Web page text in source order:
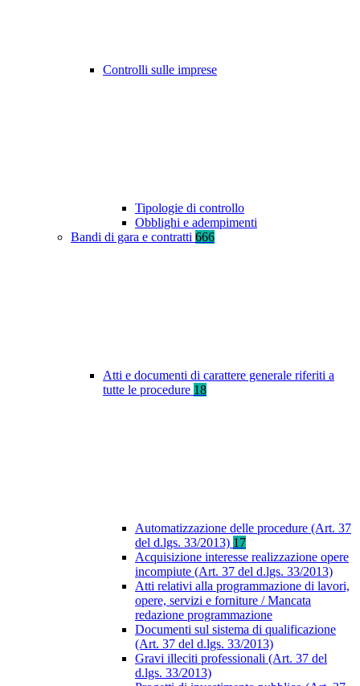
Controlli sulle imprese
Tipologie di controllo
Obblighi e adempimenti
Bandi di gara e contratti 666
Atti e documenti di carattere generale riferiti a
tutte le procedure 18
Automatizzazione delle procedure (Art. 37
del d.lgs. 33/2013) 17
Acquisizione interesse realizzazione opere
incompiute (Art. 37 del d.lgs. 33/2013)
Atti relativi alla programmazione di lavori,
opere, servizi e forniture / Mancata
redazione programmazione
Documenti sul sistema di qualificazione
(Art. 37 del d.lgs. 33/2013)
Gravi illeciti professionali (Art. 37 del
d.lgs. 33/2013)